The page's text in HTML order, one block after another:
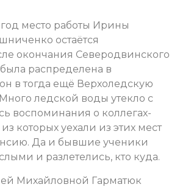
место работы Ирины
остаётся
окончания Северодвинского
распределена в
в тогда ещё Верхоледскую
ледской воды утекло с
воспоминания о коллегах-
которых уехали из этих мест
Да и бывшие ученики
и разлетелись, кто куда.
Михайловной Гарматюк